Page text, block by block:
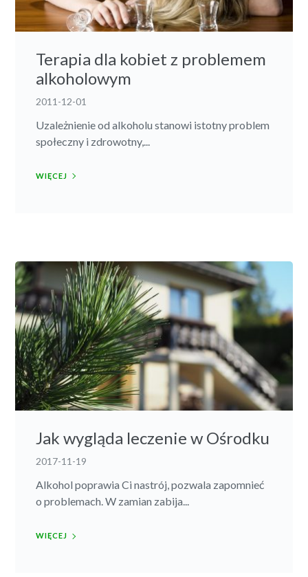
Terapia dla kobiet z problemem
alkoholowym
2011-12-01
Uzależnienie od alkoholu stanowi istotny problem
społeczny i zdrowotny,...
WIĘCEJ
Jak wygląda leczenie w Ośrodku
2017-11-19
Alkohol poprawia Ci nastrój, pozwala zapomnieć
o problemach. W zamian zabija...
WIĘCEJ